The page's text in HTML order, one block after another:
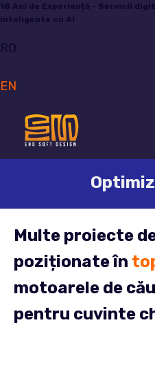
Sari
conținut
18 Ani de Experiență - Servicii
inteligente cu AI
RO
EN
Multe proiecte
poziționate în
motoarele de
pentru cuvinte